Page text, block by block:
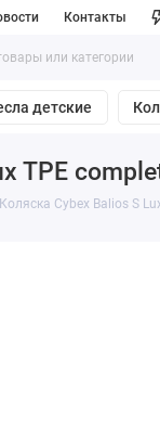
Контакты
детские
TPE
Коляска Cybex Balios S